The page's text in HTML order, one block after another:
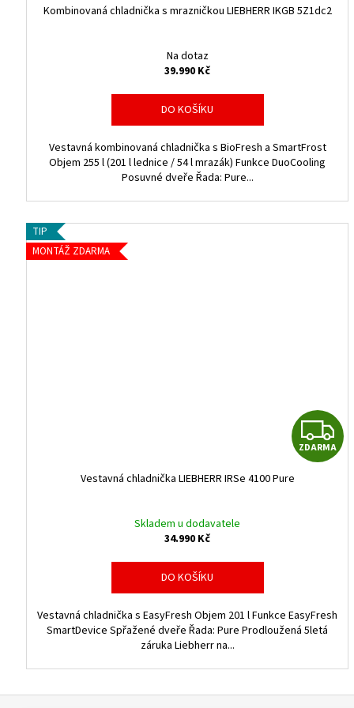
e
Kombinovaná chladnička s mrazničkou LIEBHERR IKGB 5Z1dc2
Na dotaz
39.990 Kč
DO KOŠÍKU
Vestavná kombinovaná chladnička s BioFresh a SmartFrost
Objem 255 l (201 l lednice / 54 l mrazák) Funkce DuoCooling
Posuvné dveře Řada: Pure...
TIP
MONTÁŽ ZDARMA
Z
D
ZDARMA
Vestavná chladnička LIEBHERR IRSe 4100 Pure
Skladem u dodavatele
34.990 Kč
DO KOŠÍKU
Vestavná chladnička s EasyFresh Objem 201 l Funkce EasyFresh
SmartDevice Spřažené dveře Řada: Pure Prodloužená 5letá
záruka Liebherr na...